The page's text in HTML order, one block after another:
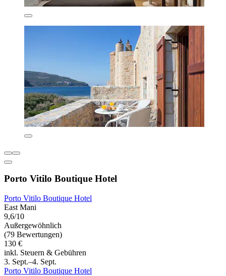
Porto Vitilo Boutique Hotel
Porto Vitilo Boutique Hotel
East Mani
9,6/10
Außergewöhnlich
(79 Bewertungen)
130 €
inkl. Steuern & Gebühren
3. Sept.–4. Sept.
Porto Vitilo Boutique Hotel